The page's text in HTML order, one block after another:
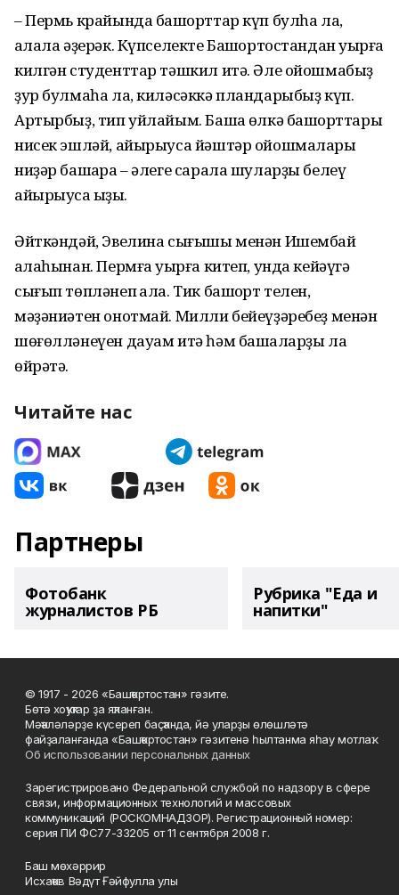
– Пермь крайында башҡорттар күп булһа ла,
ҡалала әҙерәк. Күпселекте Башҡортостандан уҡырға
килгән студенттар тәшкил итә. Әле ойошмабыҙ
ҙур булмаһа ла, киләсәккә пландарыбыҙ күп.
Артырбыҙ, тип уйлайым. Башҡа өлкә башҡорттары
нисек эшләй, айырыуса йәштәр ойошмалары
ниҙәр башҡара – әлеге сарала шуларҙы белеү
айырыуса ҡыҙыҡ.
Әйткәндәй, Эвелина сығышы менән Ишембай
ҡалаһынан. Пермға уҡырға китеп, унда кейәүгә
сығып төпләнеп ҡала. Тик башҡорт телен,
мәҙәниәтен онотмай. Милли бейеүҙәребеҙ менән
шөғөлләнеүен дауам итә һәм башҡаларҙы ла
өйрәтә.
Читайте нас
Партнеры
Фотобанк
журналистов РБ
Рубрика "Еда и
напитки"
© 1917 - 2026 «Башҡортостан» гәзите.
Бөтә хоҡуҡтар ҙа яҡланған.
Мәҡәләләрҙе күсереп баҫҡанда, йә уларҙы өлөшләтә
файҙаланғанда «Башҡортостан» гәзитенә һылтанма яһау мотлаҡ.
Об использовании персональных данных
Зарегистрировано Федеральной службой по надзору в сфере
связи, информационных технологий и массовых
коммуникаций (РОСКОМНАДЗОР). Регистрационный номер:
серия ПИ ФС77-33205 от 11 сентября 2008 г.
Баш мөхәррир
Исхаҡов Вәдүт Ғәйфулла улы